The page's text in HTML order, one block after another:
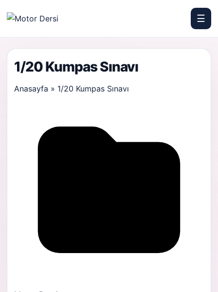
Motor Dersi
☰
1/20 Kumpas Sınavı
Anasayfa » 1/20 Kumpas Sınavı